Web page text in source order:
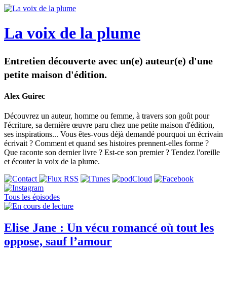
La voix de la plume
Entretien découverte avec un(e) auteur(e) d'une
petite maison d'édition.
Alex Guirec
Découvrez un auteur, homme ou femme, à travers son goût pour
l'écriture, sa dernière œuvre paru chez une petite maison d'édition,
ses inspirations... Vous êtes-vous déjà demandé pourquoi un écrivain
écrivait ? Comment et quand ses histoires prennent-elles forme ?
Que raconte son dernier livre ? Est-ce son premier ? Tendez l'oreille
et écouter la voix de la plume.
Tous les épisodes
Elise Jane : Un vécu romancé où tout les
oppose, sauf l’amour